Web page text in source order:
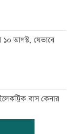
আগস্ট, যেভাবে
বাস কেনার